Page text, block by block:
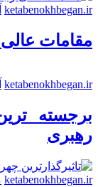
ketabenokhbegan.ir
مقامات
ketabenokhbegan.ir
برجسته
رهبری
ketabenokhbegan.ir